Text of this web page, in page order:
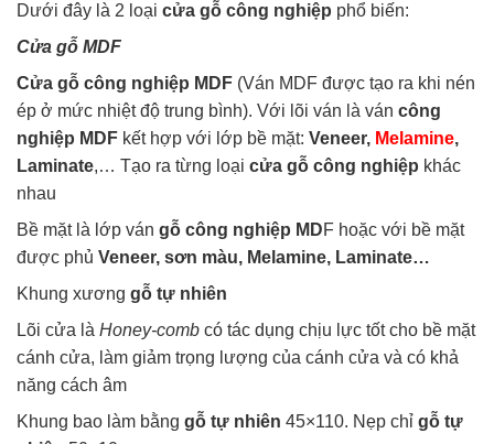
Dưới đây là 2 loại cửa gỗ công nghiệp phổ biến:
Cửa gỗ MDF
Cửa gỗ công nghiệp MDF (Ván MDF được tạo ra khi nén
ép ở mức nhiệt độ trung bình). Với lõi ván là ván công
nghiệp MDF kết hợp với lớp bề mặt: Veneer, Melamine,
Laminate,… Tạo ra từng loại cửa gỗ công nghiệp khác
nhau
Bề mặt là lớp ván gỗ công nghiệp MDF hoặc với bề mặt
được phủ Veneer, sơn màu, Melamine, Laminate…
Khung xương gỗ tự nhiên
Lõi cửa là Honey-comb có tác dụng chịu lực tốt cho bề mặt
cánh cửa, làm giảm trọng lượng của cánh cửa và có khả
năng cách âm
Khung bao làm bằng gỗ tự nhiên 45×110. Nẹp chỉ gỗ tự